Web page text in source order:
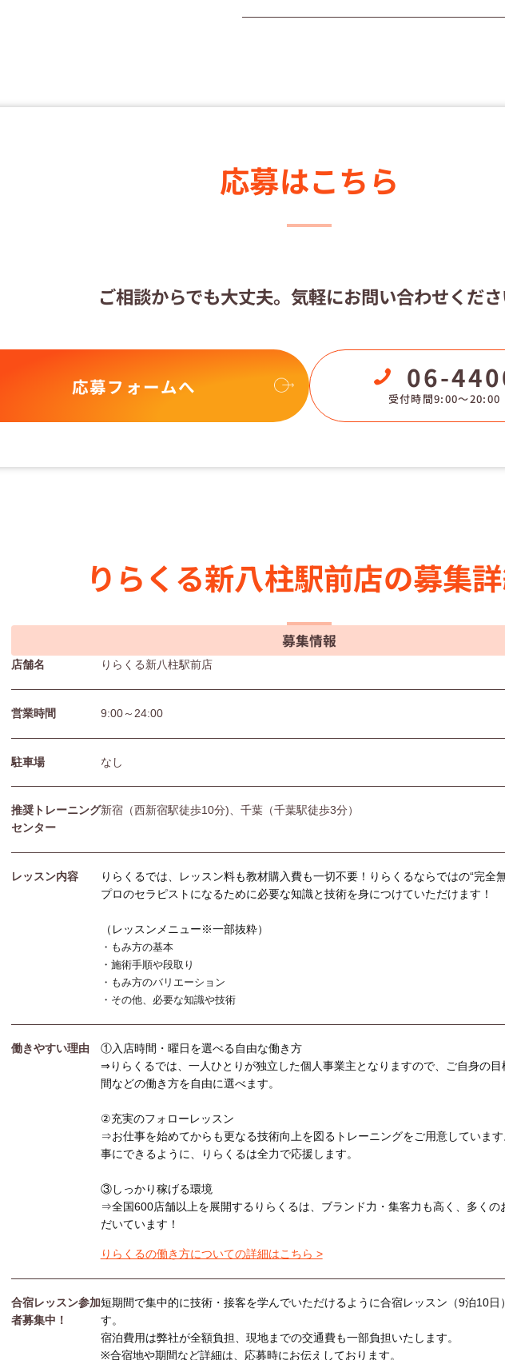
応募はこちら
ご相談からでも大丈夫。気軽にお問い合わせくだ
応募フォームへ 06-
受付時間9:00〜20:00
りらくる新八柱駅前店の募集
募集情報
店舗名 りらくる新八柱駅前店
営業時間 9:00～24:00
駐⾞場 なし
推奨トレーニング
センター
新宿（西新宿駅徒歩10分)、千葉（千葉駅徒歩3分）
レッスン内容
りらくるでは、レッスン料も教材購入費も一切不要！りらくるならではの“完全
プロのセラピストになるために必要な知識と技術を身につけていただけます！
（レッスンメニュー※一部抜粋）
・もみ方の基本
・施術手順や段取り
・もみ方のバリエーション
・その他、必要な知識や技術
働きやすい理由
①入店時間・曜日を選べる自由な働き方
⇒りらくるでは、一人ひとりが独立した個人事業主となりますので、ご自身の
間などの働き方を自由に選べます。
②充実のフォローレッスン
⇒お仕事を始めてからも更なる技術向上を図るトレーニングをご用意していま
事にできるように、りらくるは全力で応援します。
③しっかり稼げる環境
⇒全国600店舗以上を展開するりらくるは、ブランド力・集客力も高く、多くの
だいています！
りらくるの働き方についての詳細はこちら >
合宿レッスン参加
者募集中！
短期間で集中的に技術・接客を学んでいただけるように合宿レッスン（9泊10日
す。
宿泊費用は弊社が全額負担、現地までの交通費も一部負担いたします。
※合宿地や期間など詳細は、応募時にお伝えしております。